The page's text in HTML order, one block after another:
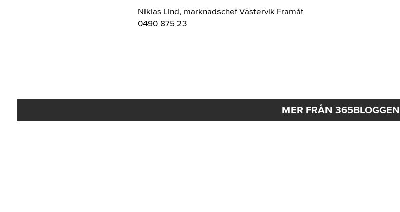
Niklas Lind, marknadschef Västervik Framåt
0490-875 23
MER FRÅN 365BLOGGEN